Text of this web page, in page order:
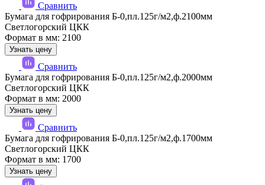
Сравнить
Бумага для гофрирования Б-0,пл.125г/м2,ф.2100мм
Светлогорский ЦКК
Формат в мм: 2100
Узнать цену
Сравнить
Бумага для гофрирования Б-0,пл.125г/м2,ф.2000мм
Светлогорский ЦКК
Формат в мм: 2000
Узнать цену
Сравнить
Бумага для гофрирования Б-0,пл.125г/м2,ф.1700мм
Светлогорский ЦКК
Формат в мм: 1700
Узнать цену